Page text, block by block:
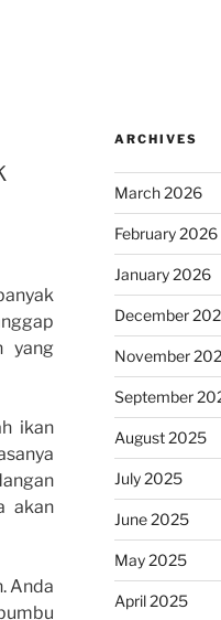
yang
ikan
akan
Anda
ARCHIVES
March 2026
February 2026
January 2026
December
November
September
August 2025
July 2025
June 2025
May 2025
April 2025